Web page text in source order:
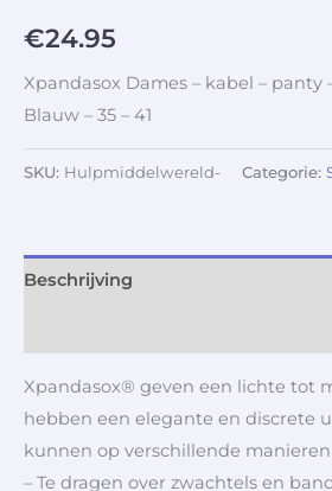
€24.95
Xpandasox Dames – kabel – panty
Blauw – 35 – 41
SKU: Hulpmiddelwereld- Categorie:
Beschrijving
Xpandasox® geven een lichte tot
hebben een elegante en discrete
kunnen op verschillende
– Te dragen over zwachtels en